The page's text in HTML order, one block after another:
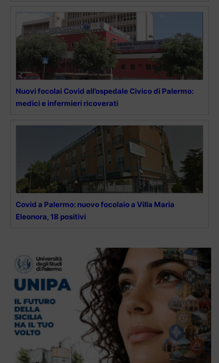
Nuovi focolai Covid all’ospedale Civico di Palermo:
medici e infermieri ricoverati
Covid a Palermo: nuovo focolaio a Villa Maria
Eleonora, 18 positivi